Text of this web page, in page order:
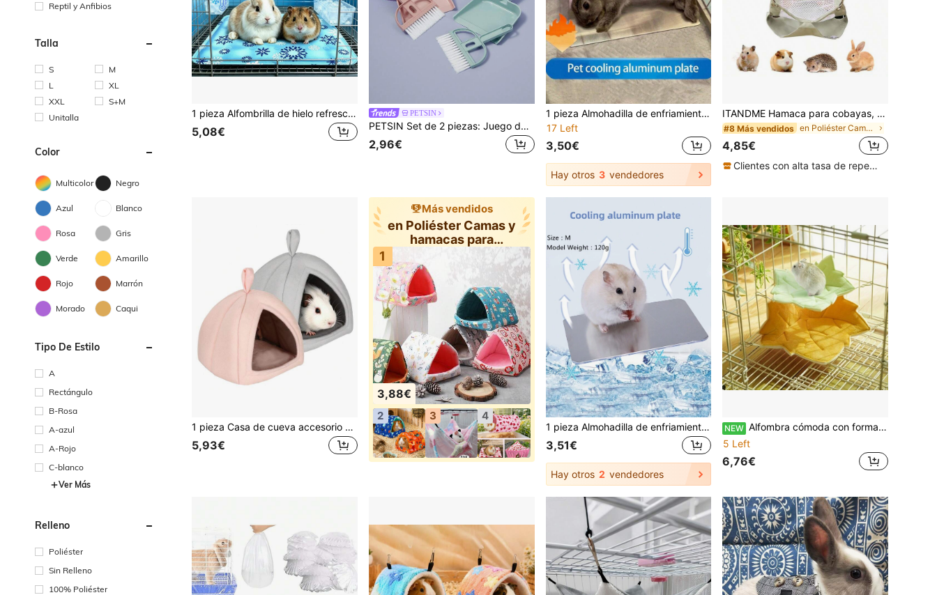
Reptil y Anfibios
Talla
S
M
L
XL
XXL
S+M
Unitalla
Color
Multicolor Negro
Azul Blanco
Rosa Gris
Verde Amarillo
Rojo Marrón
Morado Caqui
Tipo De Estilo
A
Rectángulo
B-Rosa
A-azul
A-Rojo
C-blanco
Ver Más
Relleno
Poliéster
Sin Relleno
100% Poliéster
1 pieza Alfombrilla de hielo refrescante para mascotas en verano, específica para conejos & hámsters, alfombrilla de hielo refrescante resistente a mordeduras para mascotas pequeñas, adecuada para conejos, hámsters, gatitos, alfombrilla universal de disipación de calor, cojín de asiento de gel refrescante, alfombrilla fresca resistente a mordeduras
5,08€
PETSIN
PETSIN Set de 2 piezas: Juego de recogedor y escobilla para limpieza de jaulas de hámster
2,96€
1 pieza Almohadilla de enfriamiento de aluminio de verano para mascotas, Alfombrilla de enfriamiento para hámster, conejo, gatito, enfriamiento efectivo, Estera de descanso de verano para conejos, Almohadilla para dormir para pequeños animales, Suministros de enfriamiento para hámster
17 Left
3,50€
Hay otros 3 vendedores
ITANDME Hamaca para cobayas, hamaca para hurones para todas las estaciones con gran abertura, malla transpirable y ganchos resistentes, escondite para cobayas, ratas, hurones, conejos, ardillas voladoras
#8 Más vendidos en Poliéster Camas y hamacas para animales pequeño
4,85€
Clientes con alta tasa de repetición
1 pieza Casa de cueva accesorio para cobayas, conejos, erizos, hurones y otros animales pequeños, un lugar cómodo para esconderse
5,93€
Más vendidos
en Poliéster Camas y
hamacas para
animales pequeño
1
3,88€
2 3 4
1 pieza Almohadilla de enfriamiento de aluminio para hámsteres, Estera de enfriamiento de verano para hámsteres y conejillos de indias, Accesorio de alivio del calor
3,51€
Hay otros 2 vendedores
NEW Alfombra cómoda con forma de hoja de arce para mascotas, adecuada para gatos y animales pequeños - Alfombra de cama colgante suave para hámster, disponible en múltiples colores
5 Left
6,76€